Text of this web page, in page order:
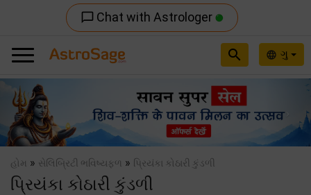
chat_bubble_outline Chat with Astrologer
language ગુ
search
Previous
હોમ » સેલિબ્રિટી ભવિષ્યફળ » પ્રિયંકા કોઠારી કુંડળી
પ્રિયંકા કોઠારી કુંડળી